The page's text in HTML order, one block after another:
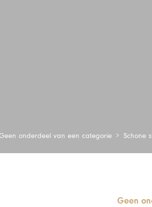
onderdeel van een categorie Schone
Geen